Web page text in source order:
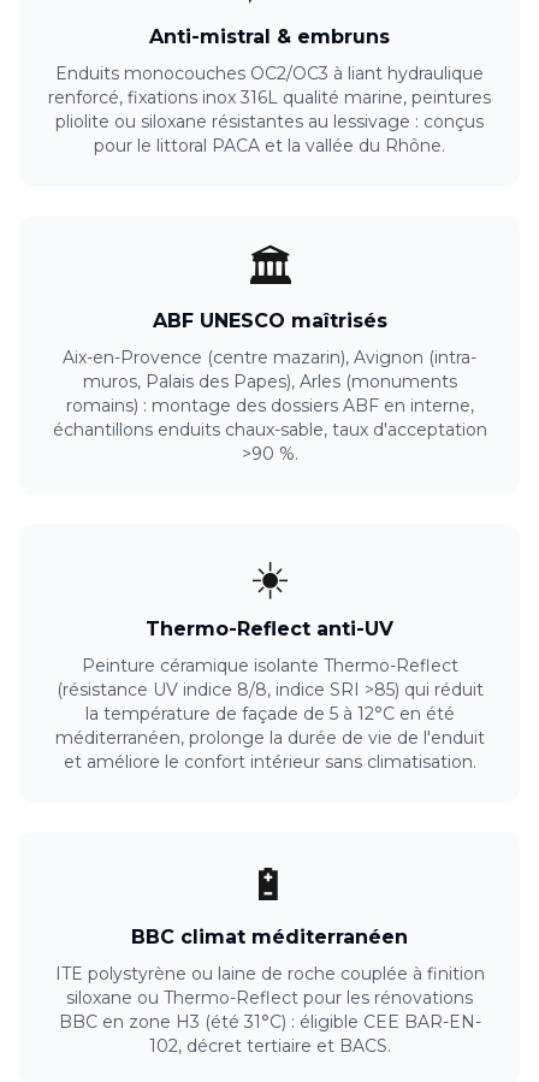
Anti-mistral & embruns
Enduits monocouches OC2/OC3 à liant hydraulique
renforcé, fixations inox 316L qualité marine, peintures
pliolite ou siloxane résistantes au lessivage : conçus
pour le littoral PACA et la vallée du Rhône.
🏛️
ABF UNESCO maîtrisés
Aix-en-Provence (centre mazarin), Avignon (intra-
muros, Palais des Papes), Arles (monuments
romains) : montage des dossiers ABF en interne,
échantillons enduits chaux-sable, taux d'acceptation
>90 %.
☀️
Thermo-Reflect anti-UV
Peinture céramique isolante Thermo-Reflect
(résistance UV indice 8/8, indice SRI >85) qui réduit
la température de façade de 5 à 12°C en été
méditerranéen, prolonge la durée de vie de l'enduit
et améliore le confort intérieur sans climatisation.
🔋
BBC climat méditerranéen
ITE polystyrène ou laine de roche couplée à finition
siloxane ou Thermo-Reflect pour les rénovations
BBC en zone H3 (été 31°C) : éligible CEE BAR-EN-
102, décret tertiaire et BACS.